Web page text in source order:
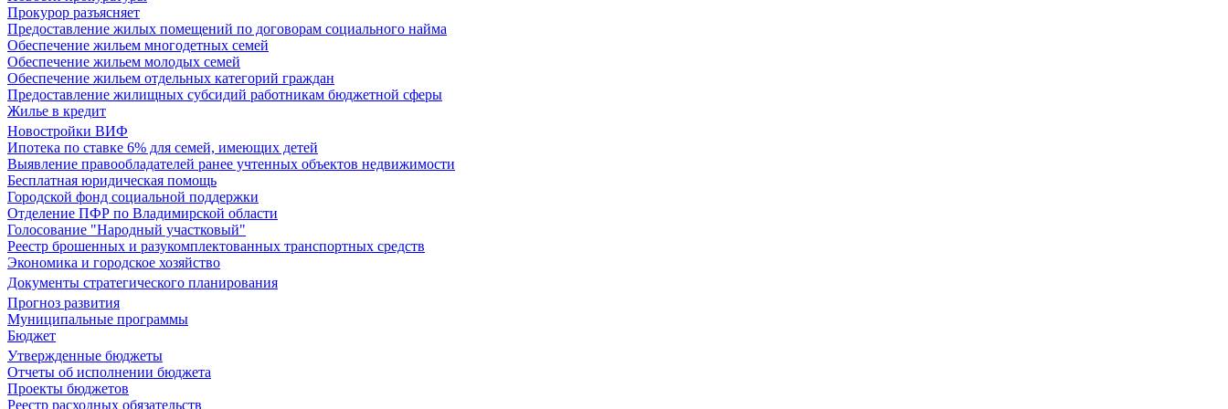
Прокурор разъясняет
Предоставление жилых помещений по договорам социального найма
Обеспечение жильем многодетных семей
Обеспечение жильем молодых семей
Обеспечение жильем отдельных категорий граждан
Предоставление жилищных субсидий работникам бюджетной сферы
Жилье в кредит
Новостройки ВИФ
Ипотека по ставке 6% для семей, имеющих детей
Выявление правообладателей ранее учтенных объектов недвижимости
Бесплатная юридическая помощь
Городской фонд социальной поддержки
Отделение ПФР по Владимирской области
Голосование "Народный участковый"
Реестр брошенных и разукомплектованных транспортных средств
Экономика и городское хозяйство
Документы стратегического планирования
Прогноз развития
Муниципальные программы
Бюджет
Утвержденные бюджеты
Отчеты об исполнении бюджета
Проекты бюджетов
Реестр расходных обязательств